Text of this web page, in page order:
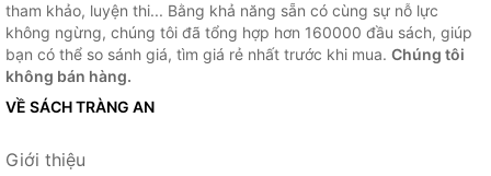
tham khảo, luyện thi... Bằng khả năng sẵn có cùng sự nỗ lực
không ngừng, chúng tôi đã tổng hợp hơn 160000 đầu sách, giúp
bạn có thể so sánh giá, tìm giá rẻ nhất trước khi mua. Chúng tôi
không bán hàng.
VỀ SÁCH TRÀNG AN
Giới thiệu